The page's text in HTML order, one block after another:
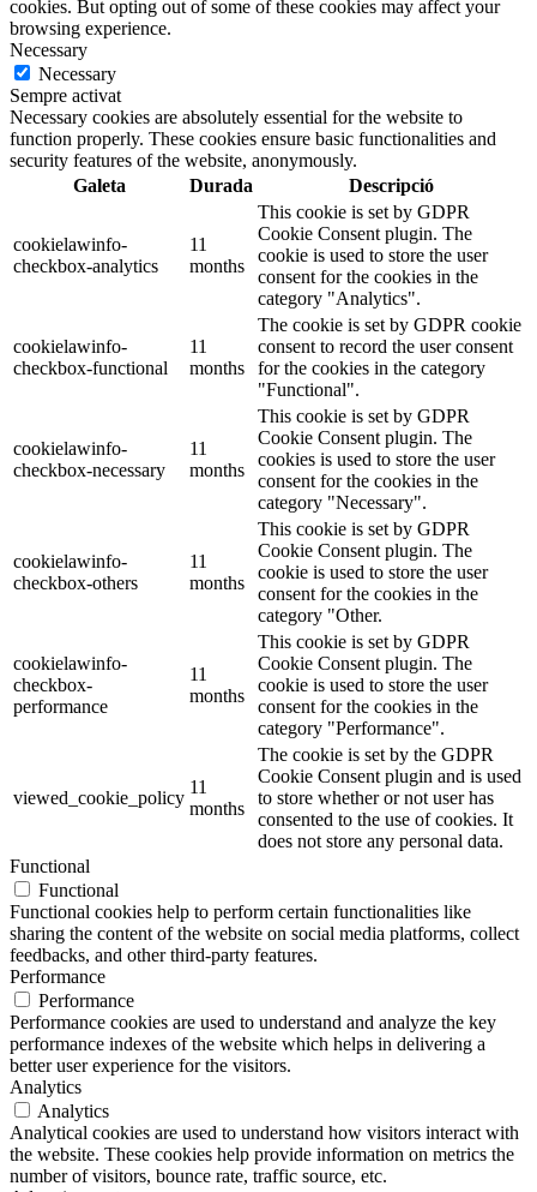
cookies. But opting out of some of these cookies may affect your
browsing experience.
Necessary
Necessary
Sempre activat
Necessary cookies are absolutely essential for the website to
function properly. These cookies ensure basic functionalities and
security features of the website, anonymously.
Galeta
Durada Descripció
cookielawinfo-
checkbox-analytics
11
months
This cookie is set by GDPR
Cookie Consent plugin. The
cookie is used to store the user
consent for the cookies in the
category "Analytics".
cookielawinfo-
checkbox-functional
11
months
The cookie is set by GDPR cookie
consent to record the user consent
for the cookies in the category
"Functional".
cookielawinfo-
checkbox-necessary
11
months
This cookie is set by GDPR
Cookie Consent plugin. The
cookies is used to store the user
consent for the cookies in the
category "Necessary".
cookielawinfo-
checkbox-others
11
months
This cookie is set by GDPR
Cookie Consent plugin. The
cookie is used to store the user
consent for the cookies in the
category "Other.
cookielawinfo-
checkbox-
performance
11
months
This cookie is set by GDPR
Cookie Consent plugin. The
cookie is used to store the user
consent for the cookies in the
category "Performance".
viewed_cookie_policy
11
months
The cookie is set by the GDPR
Cookie Consent plugin and is used
to store whether or not user has
consented to the use of cookies. It
does not store any personal data.
Functional
Functional
Functional cookies help to perform certain functionalities like
sharing the content of the website on social media platforms, collect
feedbacks, and other third-party features.
Performance
Performance
Performance cookies are used to understand and analyze the key
performance indexes of the website which helps in delivering a
better user experience for the visitors.
Analytics
Analytics
Analytical cookies are used to understand how visitors interact with
the website. These cookies help provide information on metrics the
number of visitors, bounce rate, traffic source, etc.